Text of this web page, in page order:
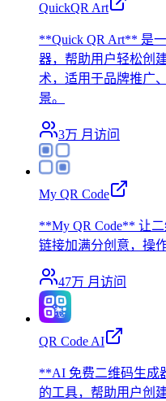
QuickQR Art
**Quick QR Art** 是
器，帮助用户轻松创
术，适用于品牌推广
景。
3万 月访问
My QR Code
**My QR Code** 让
链接加满分创意，操
47万 月访问
QR Code AI
**AI 免费二维码生成
的工具，帮助用户创